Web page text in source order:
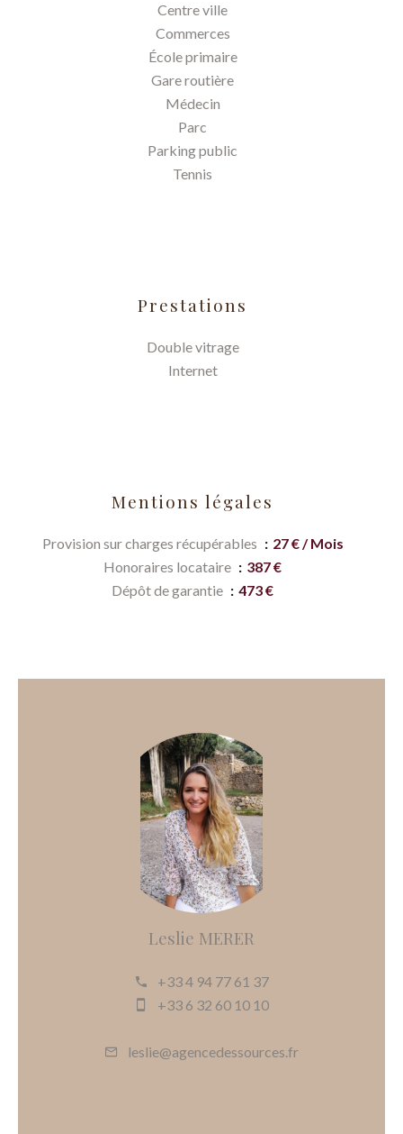
Centre ville
Commerces
École primaire
Gare routière
Médecin
Parc
Parking public
Tennis
Prestations
Double vitrage
Internet
Mentions légales
Provision sur charges récupérables
27 € / Mois
Honoraires locataire
387 €
Dépôt de garantie
473 €
Leslie MERER
+33 4 94 77 61 37
+33 6 32 60 10 10
leslie@agencedessources.fr